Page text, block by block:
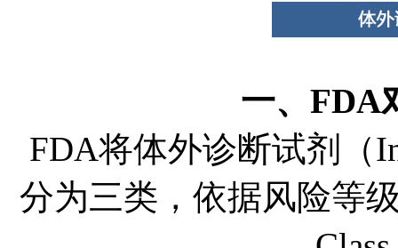
一、FDA
FDA将体外诊断试剂（
分为三类，依据风险等